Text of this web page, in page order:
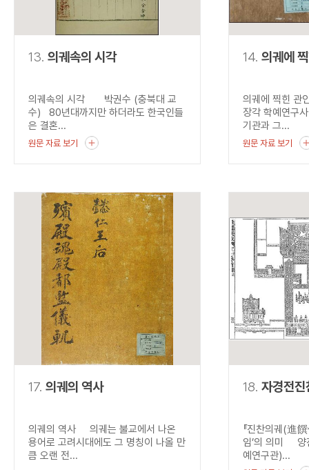
13. 의궤속의 시각
의궤속의 시각 박권수 (충북대 교
수) 80년대까지만 하더라도 한국인들
은 결혼...
원문 자료 보기
14. 의궤에
의궤에 찍힌
장각 학예연구
기관과 그...
원문 자료 보기
17. 의궤의 역사
의궤의 역사 의궤는 불교에서 나온
용어로 고려시대에도 그 명칭이 나올 만
큼 오랜 전...
18. 자경전진
『진찬의궤(進
임’의 의미 양
예연구관)...